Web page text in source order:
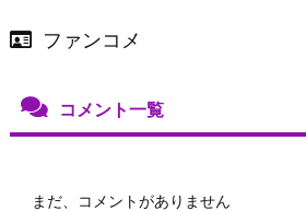
ファンコメ
コメント一覧
まだ、コメントがありません